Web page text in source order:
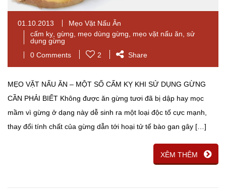
01.10.2013
Mẹo Vặt Nấu Ăn
cấm kỵ gừng mẹo dùng gừng mẹo vặt nấu ăn sử
dụng gừng
0 Comments
2 Share
MẸO VẶT NẤU ĂN – MỘT SỐ CẤM KỴ KHI SỬ DỤNG GỪNG
CẦN PHẢI BIẾT Không được ăn gừng tươi đã bị dập hay mọc
mầm vì gừng ở dạng này dễ sinh ra một loại độc tố cực mạnh,
thay đổi tính chất của gừng dẫn tới hoại tử tế bào gan gây […]
XÊM THÊM